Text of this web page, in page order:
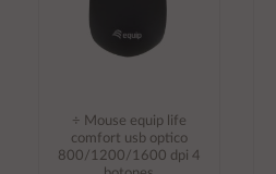
÷ Mouse equip life
comfort usb optico
800/1200/1600 dpi 4